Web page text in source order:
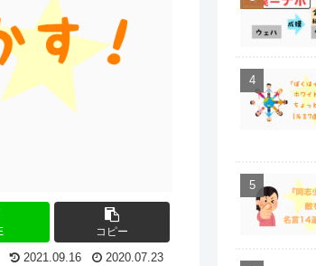
コピー
2021.09.16 2020.07.23